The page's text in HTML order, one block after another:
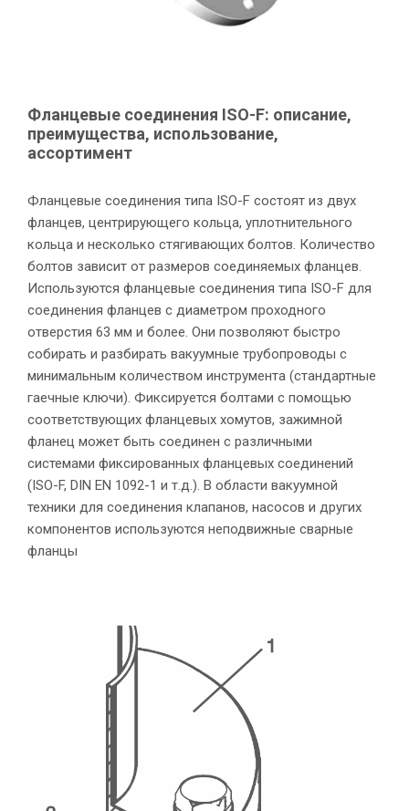
Фланцевые соединения ISO-F: описание,
преимущества, использование,
ассортимент
Фланцевые соединения типа ISO-F состоят из двух
фланцев, центрирующего кольца, уплотнительного
кольца и несколько стягивающих болтов. Количество
болтов зависит от размеров соединяемых фланцев.
Используются фланцевые соединения типа ISO-F для
соединения фланцев с диаметром проходного
отверстия 63 мм и более. Они позволяют быстро
собирать и разбирать вакуумные трубопроводы с
минимальным количеством инструмента (стандартные
гаечные ключи). Фиксируется болтами с помощью
соответствующих фланцевых хомутов, зажимной
фланец может быть соединен с различными
системами фиксированных фланцевых соединений
(ISO-F, DIN EN 1092-1 и т.д.). В области вакуумной
техники для соединения клапанов, насосов и других
компонентов используются неподвижные сварные
фланцы